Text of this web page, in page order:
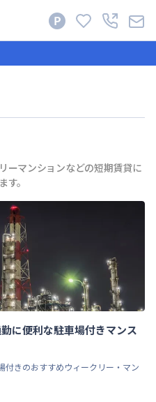
ーマンションなどの短期賃貸に
。
に便利な駐車場付きマンス
付きのおすすめウィークリー・マン